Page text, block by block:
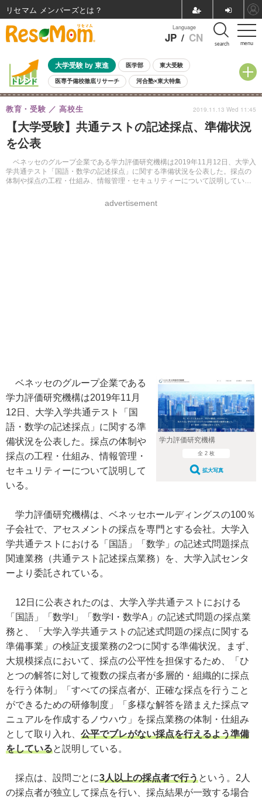
menu
Language
JP / CN search
大学受験 by 東進 医学部 東大受験
医専予備校徹底リサーチ 河合塾×東大特集
親子で考える大学選び 高校受験 中学受験 小学校受験
共通テスト 夏休み
8月開催イベント・WS 全国公立高校 過去問 人気記事
自由研究教材（小学生向け）
【大学受験】共通テストの記述採点、準備状況
を公表
ベネッセのグループ企業である学力評価研究機構は2019年11月12日、大学入
学共通テスト「国語・数学の記述採点」に関する準備状況を公表した。採点の
体制や採点の工程・仕組み、情報管理・セキュリティーについて説明してい
教育・受験 高校生
advertisement
2019.11.13 Wed 11:45
学力評価研究機構
全 2 枚
拡大写真
ベネッセのグループ企業である
学力評価研究機構は2019年11月
12日、大学入学共通テスト「国
語・数学の記述採点」に関する準
備状況を公表した。採点の体制や
採点の工程・仕組み、情報管理・
セキュリティーについて説明して
いる。
学力評価研究機構は、ベネッセホールディングスの100％
子会社で、アセスメントの採点を専門とする会社。大学入
学共通テストにおける「国語」「数学」の記述式問題採点
関連業務（共通テスト記述採点業務）を、大学入試センタ
ーより委託されている。
12日に公表されたのは、大学入学共通テストにおける
「国語」「数学I」「数学I・数学A」の記述式問題の採点業
務と、「大学入学共通テストの記述式問題の採点に関する
準備事業」の検証支援業務の2つに関する準備状況。まず、
大規模採点において、採点の公平性を担保するため、「ひ
とつの解答に対して複数の採点者が多層的・組織的に採点
を行う体制」「すべての採点者が、正確な採点を行うこと
ができるための研修制度」「多様な解答を踏まえた採点マ
ニュアルを作成するノウハウ」を採点業務の体制・仕組み
として取り入れ、 公平でブレがない採点を行えるよう準備
をしていると説明している。
採点は、設問ごとに3人以上の採点者で行うという。2人
の採点者が独立して採点を行い、採点結果が一致する場合
リセマム メンバーズ